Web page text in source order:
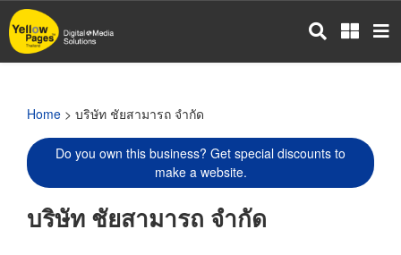
Skip
to
main
Home > บริษัท ชัยสามารถ จำกัด
Do you own this business? Get special discounts to
make a website.
บริษัท ชัยสามารถ จำกัด